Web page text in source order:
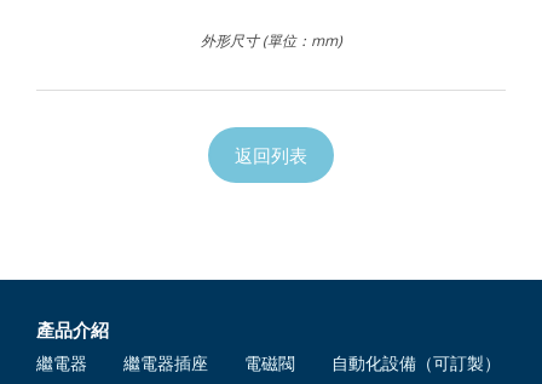
外形尺寸 (單位：mm)
返回列表
產品介紹
繼電器 繼電器插座 電磁閥
自動化設備（可訂製）